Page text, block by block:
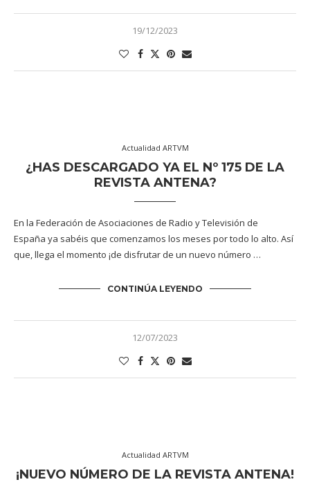
19/12/2023
Actualidad ARTVM
¿HAS DESCARGADO YA EL Nº 175 DE LA
REVISTA ANTENA?
En la Federación de Asociaciones de Radio y Televisión de
España ya sabéis que comenzamos los meses por todo lo alto. Así
que, llega el momento ¡de disfrutar de un nuevo número …
CONTINÚA LEYENDO
12/07/2023
Actualidad ARTVM
¡NUEVO NÚMERO DE LA REVISTA ANTENA!